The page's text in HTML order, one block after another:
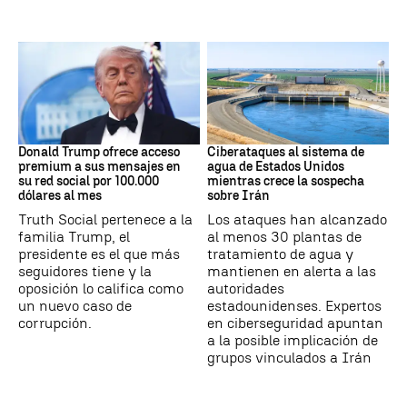
DONALD TRUMP
Donald Trump ofrece acceso
premium a sus mensajes en
su red social por 100.000
dólares al mes
Truth Social pertenece a la
familia Trump, el
presidente es el que más
seguidores tiene y la
oposición lo califica como
un nuevo caso de
corrupción.
Guerra Irán
Ciberataques al sistema de
agua de Estados Unidos
mientras crece la sospecha
sobre Irán
Los ataques han alcanzado
al menos 30 plantas de
tratamiento de agua y
mantienen en alerta a las
autoridades
estadounidenses. Expertos
en ciberseguridad apuntan
a la posible implicación de
grupos vinculados a Irán